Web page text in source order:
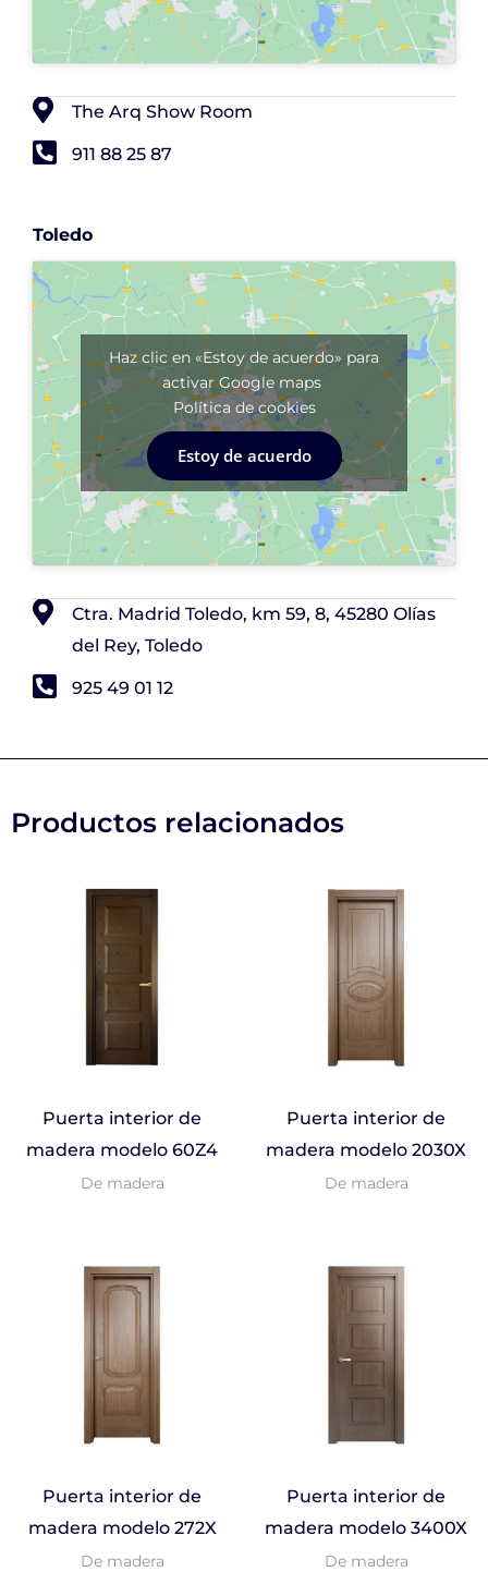
The Arq Show Room
911 88 25 87
Toledo
Haz clic en «Estoy de acuerdo» para
activar Google maps
Política de cookies
Estoy de acuerdo
Ctra. Madrid Toledo, km 59, 8, 45280 Olías
del Rey, Toledo
925 49 01 12
Productos relacionados
Puerta interior de
madera modelo 60Z4
De madera
Puerta interior de
madera modelo 2030X
De madera
Puerta interior de
madera modelo 272X
De madera
Puerta interior de
madera modelo 3400X
De madera